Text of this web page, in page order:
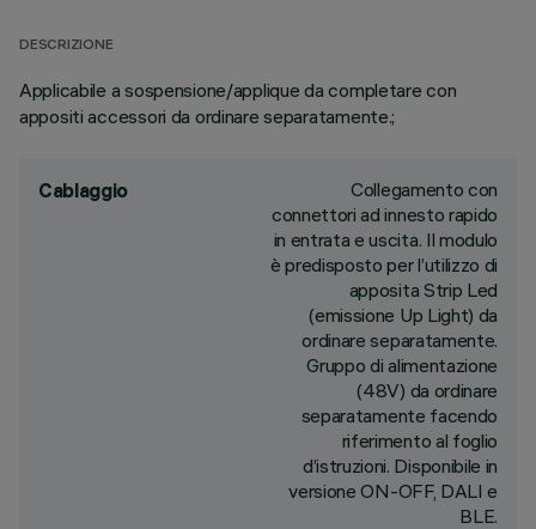
DESCRIZIONE
Applicabile a sospensione/applique da completare con
appositi accessori da ordinare separatamente.;
Cablaggio
Collegamento con
connettori ad innesto rapido
in entrata e uscita. Il modulo
è predisposto per l’utilizzo di
apposita Strip Led
(emissione Up Light) da
ordinare separatamente.
Gruppo di alimentazione
(48V) da ordinare
separatamente facendo
riferimento al foglio
d’istruzioni. Disponibile in
versione ON-OFF, DALI e
BLE.